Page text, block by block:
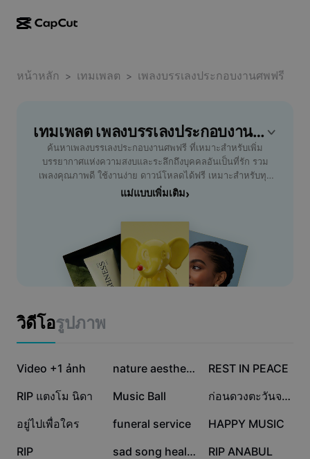
CapCut บนเดสก์ท็อป
CapCut Pad
CapCut บนมือถือ
สตูดิโอวิดีโอ
ตัวสร้างวิดีโอ AI
เครื่องมือสร้างรูปภาพ AI
Dreamina Seedance 2.5
Nano Banana Pro
การจดจำคำพูด
เครื่องมือสร้างและแก้ไขวิดีโอ
เครื่องมือสร้างและแก้ไขรูปภาพ
เครื่องมือสร้างและแก้ไขเสียงพูด
กรณีการใช้งาน
การตลาด
อื่นๆ
แม่แบบโซเชียลมีเดีย
อื่นๆ
แม่แบบเอฟเฟกต์
แม่แบบธุรกิจ
แม่แบบอุตสาหกรรม
แม่แบบรีแคป
โครงการริเริ่ม
พันธมิตร
โปรแกรมพันธมิตรเพื่อการสร้างสรรค์
โปรแกรม CapCut Creative Campus
ศูนย์ความเชื่อถือ
ศูนย์ช่วยเหลือ
ห้องข่าว
เกี่ยวกับเงื่อนไขการใช้บริการของ CapCut
หน้าหลัก > เทมเพลต > เพลงบรรเลงประกอบงานศพฟรี
เทมเพลต เพลงบรรเลงประกอบงานศพฟรี ฟรี โดย CapCut
ค้นหาเพลงบรรเลงประกอบงานศพฟรี ที่เหมาะสำหรับเพิ่ม
บรรยากาศแห่งความสงบและระลึกถึงบุคคลอันเป็นที่รัก รวม
เพลงคุณภาพดี ใช้งานง่าย ดาวน์โหลดได้ฟรี เหมาะสำหรับทุก
พิธีกรรมและงานไว้อาลัย ไม่ว่าจะใช้สำหรับคลิปวิดีโอ พิธีกรรม
ไม่ติดลิขสิทธิ์ ปลอดภัย เหมาะกับผู้จัดงาน เจ้าภาพ หรือบริษัท
รับจัดงานศพที่ต้องการเสริมความประทับใจ เติมเต็มทุกพิธีกรรม
ให้สมบูรณ์แบบด้วยเสียงดนตรีจากใจ ดาวน์โหลดเพลงบรรเลง
ประกอบงานศพฟรีวันนี้ ที่นี่ CapCut - AI Tools
แม่แบบเพิ่มเติม›
วิดีโอรูปภาพ
143.1K
Video +1 ảnh 111.9K nature aesthetic 82.3K
REST IN PEACE
45.3K
RIP แตงโม นิดา 27.4K
Music Ball 21.8K ก่อนดวงตะวันจะลาลับ
20.7K
อยู่ไปเพื่อใคร 13.7K
funeral service 11.7K
HAPPY MUSIC
10.5K
RIP 6.6K sad song healing 4.2K
RIP ANABUL